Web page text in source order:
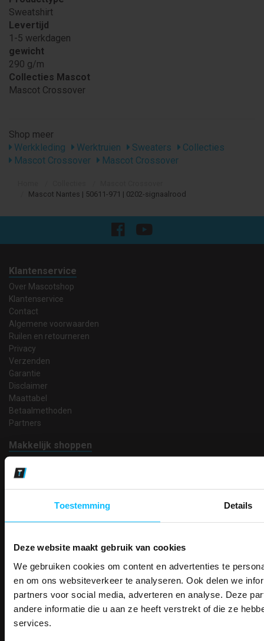
Toestemming Details
Deze website maakt gebruik van cookies
We gebruiken cookies om content en advertenties te
en om ons websiteverkeer te analyseren. Ook delen we
partners voor social media, adverteren en analyse. Deze
andere informatie die u aan ze heeft verstrekt of die ze
services.
Sweatshirt
Levertijd
1-5 werkdagen
gewicht
290 g/m
Collecties Mascot
Mascot Crossover
Shop meer
Werkkleding
Werktruien Sweaters
Collecties
Mascot Crossover
Mascot Crossover
Mascot Nantes | 50611-971 | 0202-signaalrood
Klantenservice
Over Mascotshop
Klantenservice
Contact
Algemene voorwaarden
Ruilen en retourneren
Privacy
Verzenden
Garantie
Disclaimer
Maattabel
Betaalmethoden
Partners
Makkelijk shoppen
Bedruk- en borduurservice
Betaalwijze
Inschrijven
Contact
TEACO VOF
ONTVANG
KORTING OP
PAK